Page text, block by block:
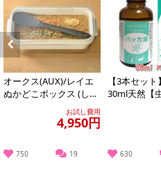
Previous
オークス(AUX)/レイエ
ぬかどこボックス (しゃ
もじ付き) ※日本製/LE
お試し費用
4,950円
750 19
【3本セッ
30ml天然【
【消臭対策
に】【バス
630